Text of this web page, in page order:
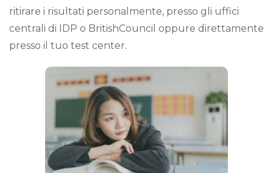
ritirare i risultati personalmente, presso gli uffici
centrali di IDP o BritishCouncil oppure direttamente
presso il tuo test center.